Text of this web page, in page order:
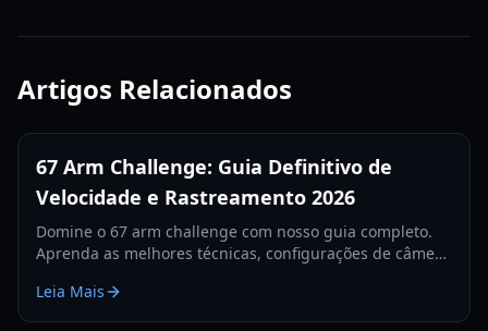
Artigos Relacionados
67 Arm Challenge: Guia Definitivo de
Velocidade e Rastreamento 2026
Domine o 67 arm challenge com nosso guia completo.
Aprenda as melhores técnicas, configurações de câmera
mundial em 2026.
Leia Mais